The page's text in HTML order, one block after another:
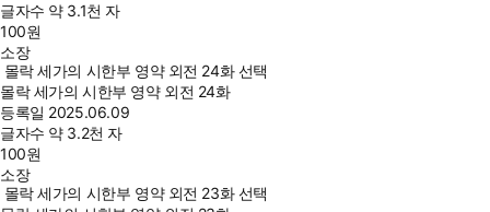
글자수 약 3.1천 자
100원
소장
몰락 세가의 시한부 영약 외전 24화 선택
몰락 세가의 시한부 영약 외전 24화
등록일 2025.06.09
글자수 약 3.2천 자
100원
소장
몰락 세가의 시한부 영약 외전 23화 선택